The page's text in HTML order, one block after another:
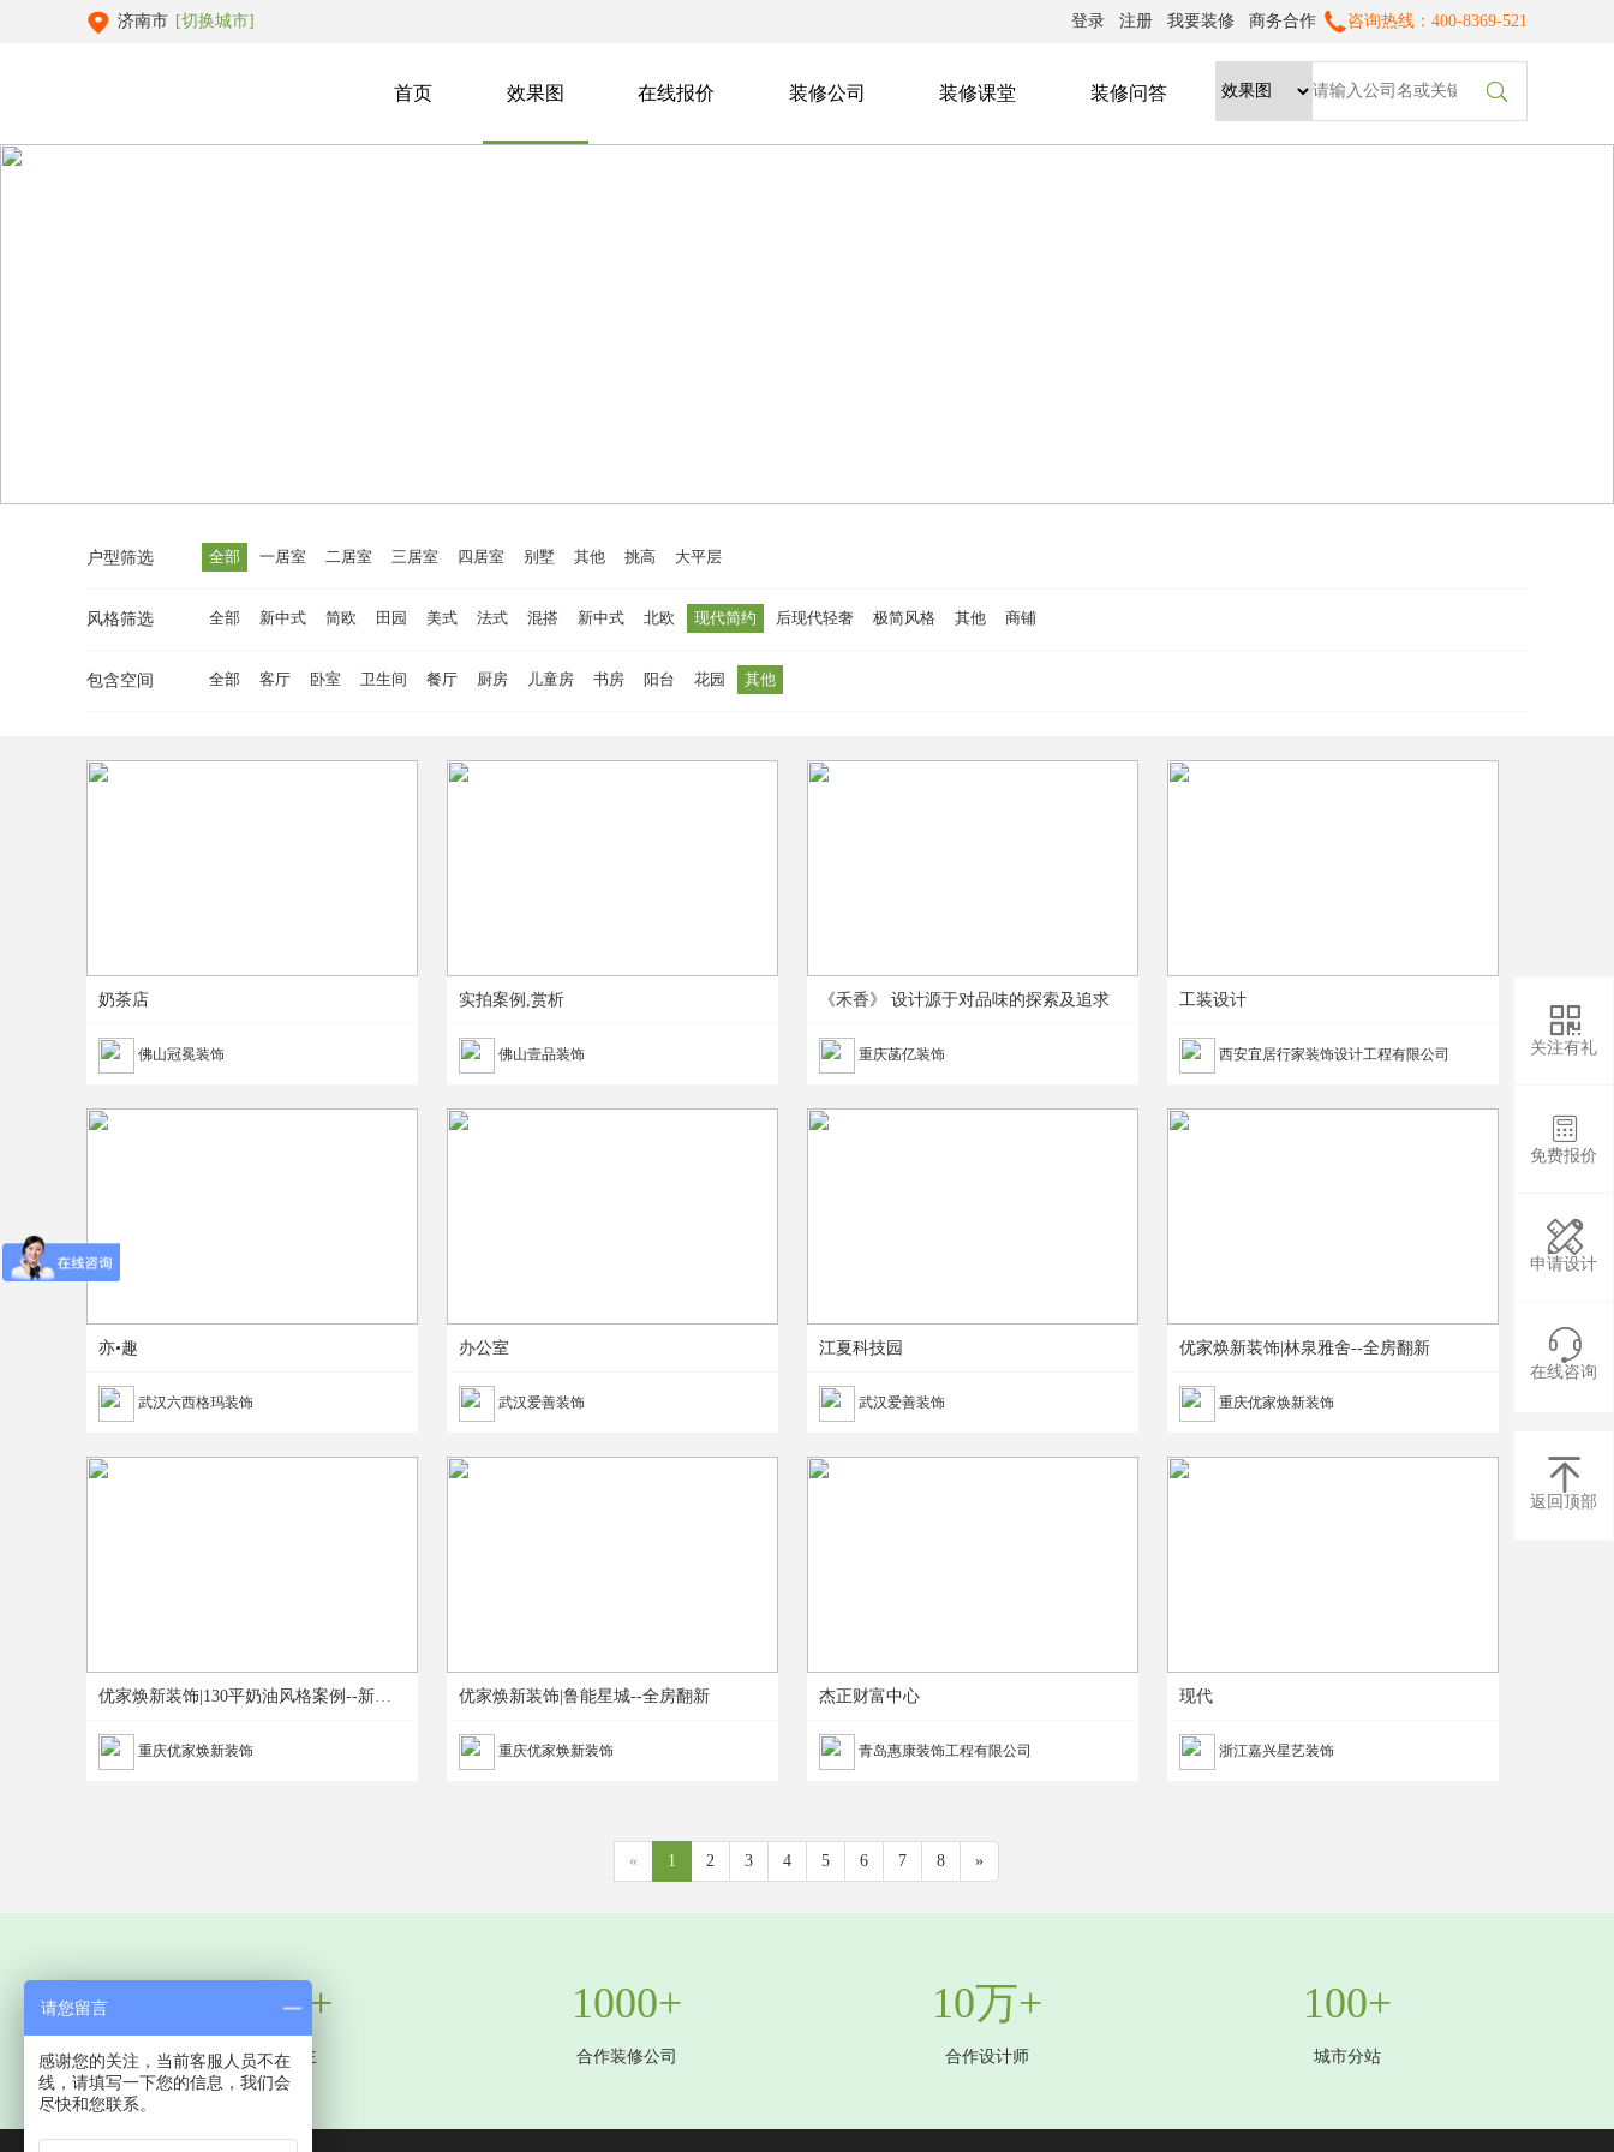
济南市 [切换城市] 咨询热线：400-8369-521
商务合作
我要装修
注册
登录

首页 效果图 在线报价 装修公司 装修课堂 装修问答
户型筛选 全部 一居室 二居室 三居室 四居室 别墅 其他 挑高 大平层
风格筛选 全部 新中式 简欧 田园 美式 法式 混搭 新中式 北欧 现代简约 后现代轻奢 极简风格 其他 商铺
包含空间 全部 客厅 卧室 卫生间 餐厅 厨房 儿童房 书房 阳台 花园 其他
奶茶店
佛山冠冕装饰
实拍案例,赏析
佛山壹品装饰
《禾香》 设计源于对品味的探索及追求
重庆菡亿装饰
工装设计
西安宜居行家装饰设计工程有限公司
亦•趣
武汉六西格玛装饰
办公室
武汉爱善装饰
江夏科技园
武汉爱善装饰
优家焕新装饰|林泉雅舍--全房翻新
重庆优家焕新装饰
优家焕新装饰|130平奶油风格案例--新房装修
重庆优家焕新装饰
优家焕新装饰|鲁能星城--全房翻新
重庆优家焕新装饰
杰正财富中心
青岛惠康装饰工程有限公司
现代
浙江嘉兴星艺装饰
« 1 2 3 4 5 6 7 8 »
100万+
服务中国业主
1000+
合作装修公司
10万+
合作设计师
100+
城市分站

关注有礼

免费报价

申请设计

在线咨询

返回顶部
请您留言
感谢您的关注，当前客服人员不在
线，请填写一下您的信息，我们会
尽快和您联系。